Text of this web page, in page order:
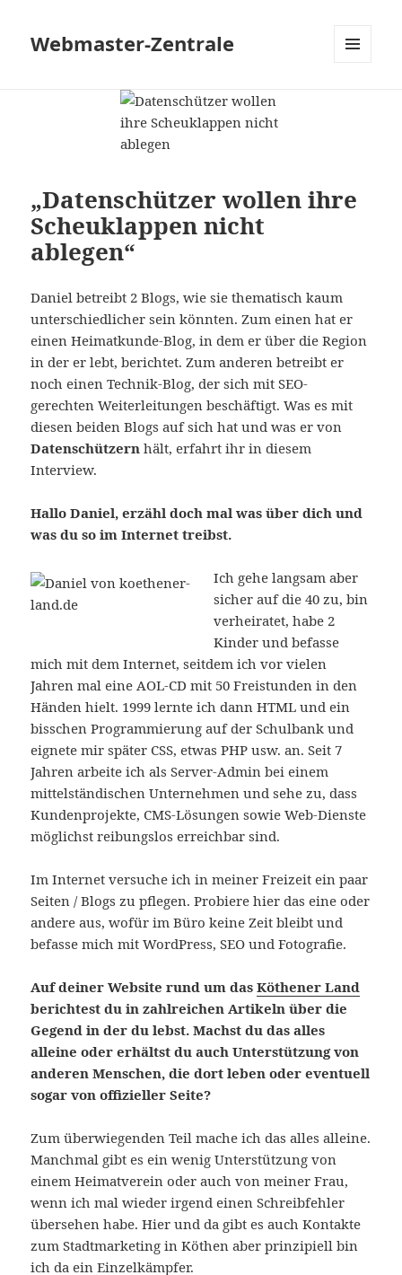
Webmaster-Zentrale
„Datenschützer wollen ihre
Scheuklappen nicht
ablegen“
Daniel betreibt 2 Blogs, wie sie thematisch kaum
unterschiedlicher sein könnten. Zum einen hat er
einen Heimatkunde-Blog, in dem er über die Region
in der er lebt, berichtet. Zum anderen betreibt er
noch einen Technik-Blog, der sich mit SEO-
gerechten Weiterleitungen beschäftigt. Was es mit
diesen beiden Blogs auf sich hat und was er von
Datenschützern hält, erfahrt ihr in diesem
Interview.
Hallo Daniel, erzähl doch mal was über dich und
was du so im Internet treibst.
Ich gehe langsam aber
sicher auf die 40 zu, bin
verheiratet, habe 2
Kinder und befasse
mich mit dem Internet, seitdem ich vor vielen
Jahren mal eine AOL-CD mit 50 Freistunden in den
Händen hielt. 1999 lernte ich dann HTML und ein
bisschen Programmierung auf der Schulbank und
eignete mir später CSS, etwas PHP usw. an. Seit 7
Jahren arbeite ich als Server-Admin bei einem
mittelständischen Unternehmen und sehe zu, dass
Kundenprojekte, CMS-Lösungen sowie Web-Dienste
möglichst reibungslos erreichbar sind.
Im Internet versuche ich in meiner Freizeit ein paar
Seiten / Blogs zu pflegen. Probiere hier das eine oder
andere aus, wofür im Büro keine Zeit bleibt und
befasse mich mit WordPress, SEO und Fotografie.
Auf deiner Website rund um dasKöthener Land
berichtest du in zahlreichen Artikeln über die
Gegend in der du lebst. Machst du das alles
alleine oder erhältst du auch Unterstützung von
anderen Menschen, die dort leben oder eventuell
sogar von offizieller Seite?
Zum überwiegenden Teil mache ich das alles alleine.
Manchmal gibt es ein wenig Unterstützung von
einem Heimatverein oder auch von meiner Frau,
wenn ich mal wieder irgend einen Schreibfehler
übersehen habe. Hier und da gibt es auch Kontakte
zum Stadtmarketing in Köthen aber prinzipiell bin
ich da ein Einzelkämpfer.